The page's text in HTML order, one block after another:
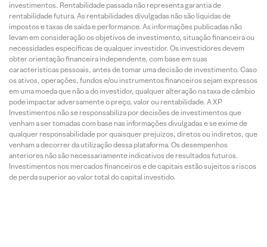
investimentos. Rentabilidade passada não representa garantia de
rentabilidade futura. As rentabilidades divulgadas não são líquidas de
impostos e taxas de saída e performance. As informações publicadas não
levam em consideração os objetivos de investimento, situação financeira ou
necessidades específicas de qualquer investidor. Os investidores devem
obter orientação financeira independente, com base em suas
características pessoais, antes de tomar uma decisão de investimento. Caso
os ativos, operações, fundos e/ou instrumentos financeiros sejam expressos
em uma moeda que não a do investidor, qualquer alteração na taxa de câmbio
pode impactar adversamente o preço, valor ou rentabilidade. A XP
Investimentos não se responsabiliza por decisões de investimentos que
venham a ser tomadas com base nas informações divulgadas e se exime de
qualquer responsabilidade por quaisquer prejuízos, diretos ou indiretos, que
venham a decorrer da utilização dessa plataforma. Os desempenhos
anteriores não são necessariamente indicativos de resultados futuros.
Investimentos nos mercados financeiros e de capitais estão sujeitos a riscos
de perda superior ao valor total do capital investido.